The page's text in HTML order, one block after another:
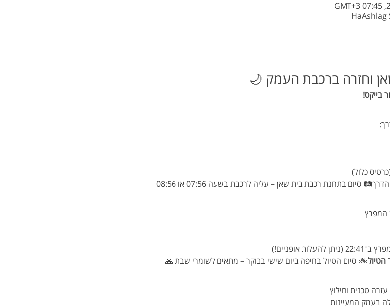
וחזרה ברכבת העמק 🌙
בייקס!
כלול)
סיום בתחנת רכבת בית שאן – עליה לרכבת בשעה 07:56 או 08:56
המפרץ
אופניים!)
הטיול🚲 סיום הטיול בחיפה ביום שישי בבוקר – מתאים לשומרי שבת 🙏
עזרה טכנית וחילוץ
בעמק המעיינות